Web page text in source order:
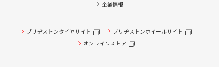
企業情報
ブリヂストンタイヤサイト
ブリヂストンホイールサイト
オンラインストア
タイヤ点検・安全点検/タイヤ履き替え/オイル交換/その他
ピット作業の予約